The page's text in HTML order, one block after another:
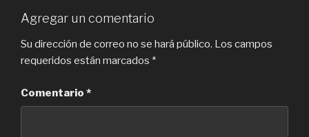
Agregar un comentario
Su dirección de correo no se hará público. Los campos
requeridos están marcados *
Comentario *